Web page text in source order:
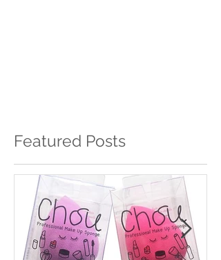
Featured Posts